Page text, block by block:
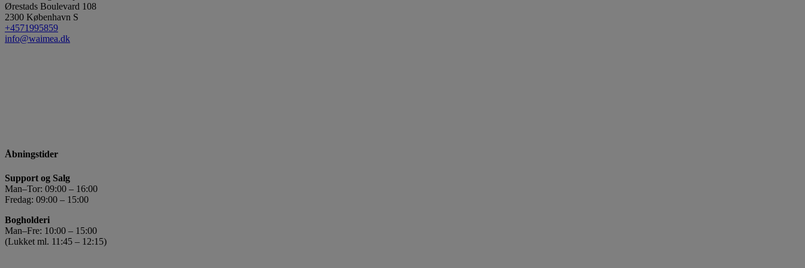
Ørestads Boulevard 108
2300 København S
+4571995859
info@waimea.dk
Åbningstider
Support og Salg
Man–Tor: 09:00 – 16:00
Fredag: 09:00 – 15:00
Bogholderi
Man–Fre: 10:00 – 15:00
(Lukket ml. 11:45 – 12:15)